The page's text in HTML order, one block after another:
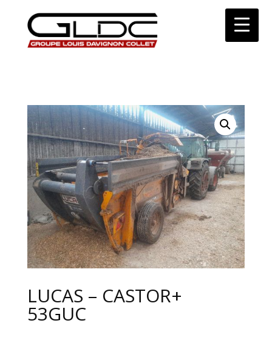
LUCAS – CASTOR+
53GUC